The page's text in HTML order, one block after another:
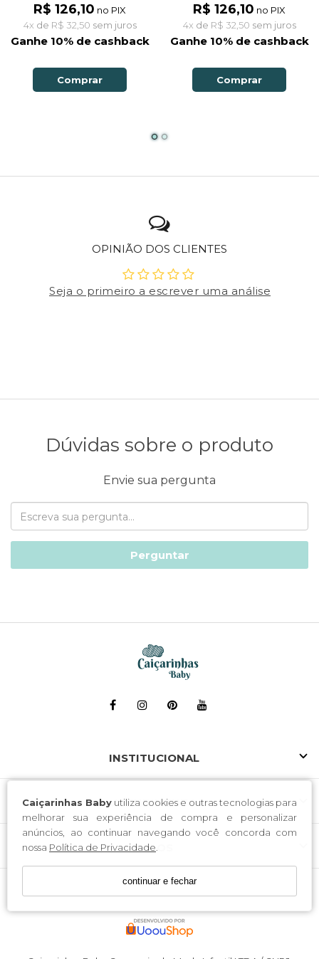
Caiçarinhas Baby utiliza cookies e outras tecnologias para
melhorar sua experiência de compra e personalizar
anúncios, ao continuar navegando você concorda com
nossa Política de Privacidade
continuar e fechar
R$ 126,10 no PIX
4x de R$ 32,50 sem juros
Ganhe 10% de cashback
Comprar
R$ 126,10 no PIX
4x de R$ 32,50 sem juros
Ganhe 10% de cashback
Comprar
OPINIÃO DOS CLIENTES
Seja o primeiro a escrever uma análise
Dúvidas sobre o produto
Envie sua pergunta
Perguntar
INSTITUCIONAL
ATENDIMENTO
SELOS